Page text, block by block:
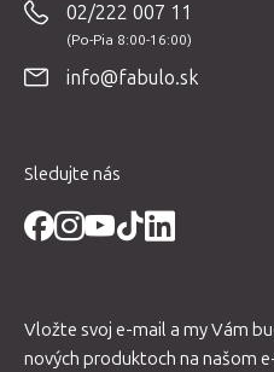
02/222 007 11
info@fabulo.sk
Sledujte nás
Vložte svoj e-mail a my Vám
nových produktoch na našom